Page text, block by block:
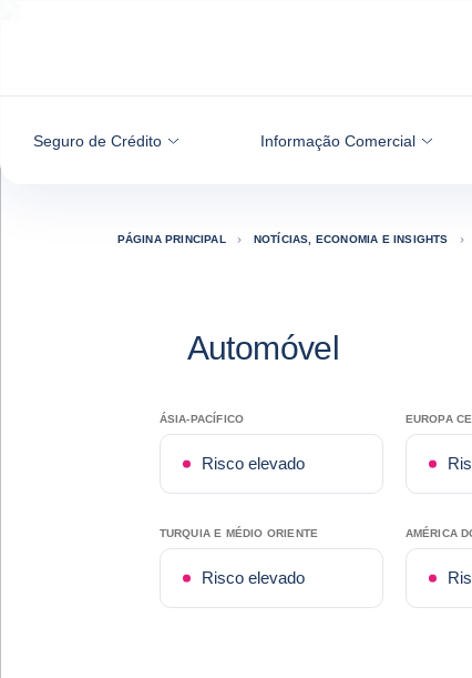
Seguro de Crédito Informação Comercial
PÁGINA PRINCIPAL NOTÍCIAS, ECONOMIA E INSIGHTS
Automóvel
ÁSIA-PACÍFICO
Risco elevado
EUROPA
TURQUIA E MÉDIO ORIENTE
Risco elevado
AMÉRICA